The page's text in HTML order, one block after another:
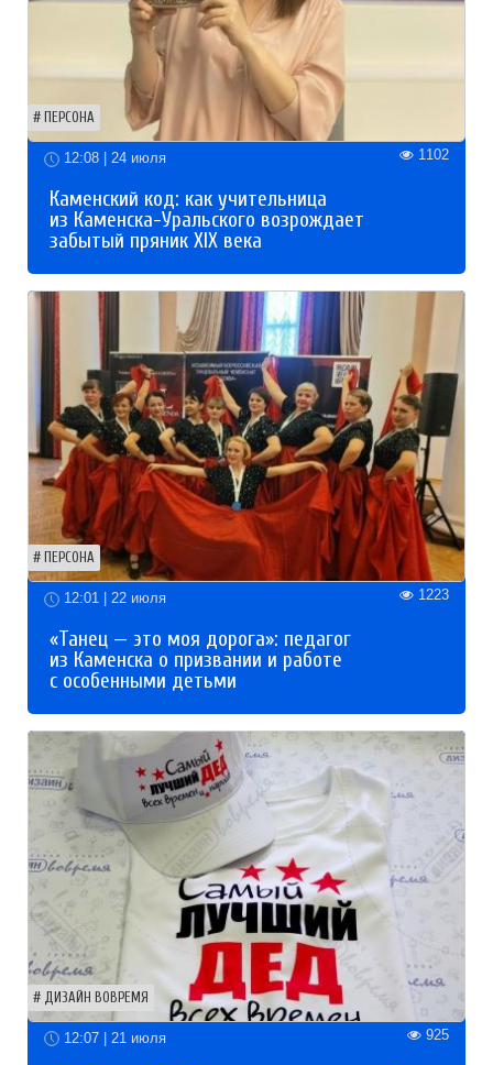
ПЕРСОНА
12:08 | 24 июля 1102
Каменский код: как учительница
из Каменска-Уральского возрождает
забытый пряник XIX века
ПЕРСОНА
12:01 | 22 июля 1223
«Танец — это моя дорога»: педагог
из Каменска о призвании и работе
с особенными детьми
ДИЗАЙН ВОВРЕМЯ
12:07 | 21 июля 925